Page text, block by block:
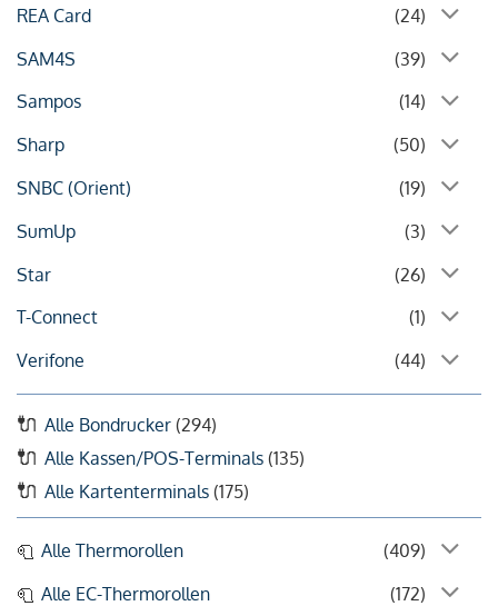
REA Card
(24)
SAM4S
(39)
Sampos
(14)
Sharp
(50)
SNBC (Orient)
(19)
SumUp
(3)
Star
(26)
T-Connect
(1)
Verifone
(44)
Alle Bondrucker (294)
Alle Kassen/POS-Terminals (135)
Alle Kartenterminals (175)
Alle Thermorollen
(409)
Alle EC-Thermorollen
(172)